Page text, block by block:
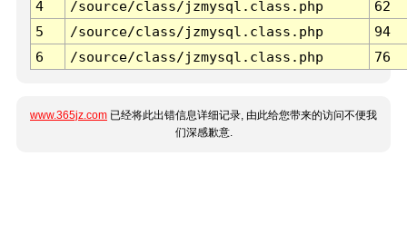
4
/source/class/jzmysql.class.php
62
5
/source/class/jzmysql.class.php
94
6
/source/class/jzmysql.class.php 76
www.365jz.com 已经将此出错信息详细记录, 由此给您带来的访问不便我
们深感歉意.